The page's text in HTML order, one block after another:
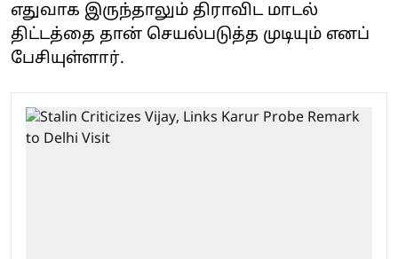
எதுவாக இருந்தாலும் திராவிட மாடல்
திட்டத்தை தான் செயல்படுத்த முடியும் எனப்
பேசியுள்ளார்.